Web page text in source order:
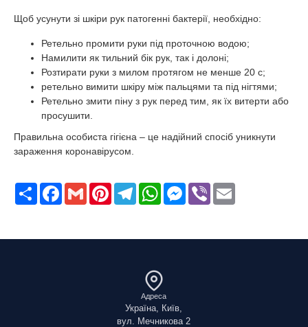
Щоб усунути зі шкіри рук патогенні бактерії, необхідно:
Ретельно промити руки під проточною водою;
Намилити як тильний бік рук, так і долоні;
Розтирати руки з милом протягом не менше 20 с;
ретельно вимити шкіру між пальцями та під нігтями;
Ретельно змити піну з рук перед тим, як їх витерти або
просушити.
Правильна особиста гігієна – це надійний спосіб уникнути
зараження коронавірусом.
ПоширитиFacebook
Gmail PinterestTelegramWhatsAppMessenger
Viber
Адреса
Україна, Київ,
вул. Мечникова 2